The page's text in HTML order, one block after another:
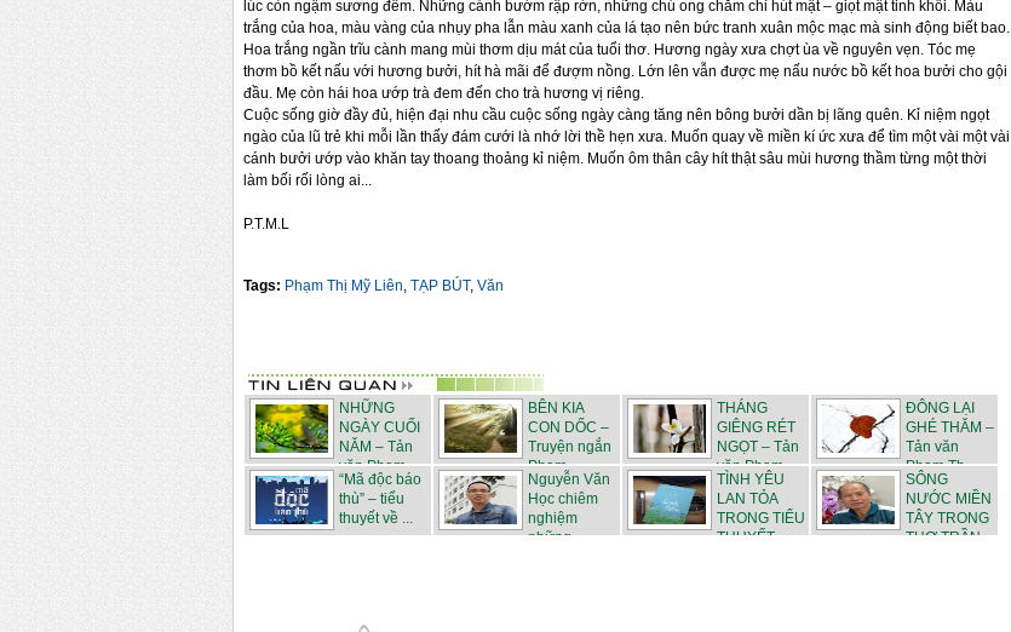
lúc còn ngậm sương đêm. Những cánh bướm rập rờn, những chú ong chăm chỉ hút mật – giọt mật tinh khôi. Màu
trắng của hoa, màu vàng của nhụy pha lẫn màu xanh của lá tạo nên bức tranh xuân mộc mạc mà sinh động biết bao.
Hoa trắng ngần trĩu cành mang mùi thơm dịu mát của tuổi thơ. Hương ngày xưa chợt ùa về nguyên vẹn. Tóc mẹ
thơm bồ kết nấu với hương bưởi, hít hà mãi để đượm nồng. Lớn lên vẫn được mẹ nấu nước bồ kết hoa bưởi cho gội
đầu. Mẹ còn hái hoa ướp trà đem đến cho trà hương vị riêng.
Cuộc sống giờ đầy đủ, hiện đại nhu cầu cuộc sống ngày càng tăng nên bông bưởi dần bị lãng quên. Kỉ niệm ngọt
ngào của lũ trẻ khi mỗi lần thấy đám cưới là nhớ lời thề hẹn xưa. Muốn quay về miền kí ức xưa để tìm một vài một vài
cánh bưởi ướp vào khăn tay thoang thoảng kỉ niệm. Muốn ôm thân cây hít thật sâu mùi hương thầm từng một thời
làm bối rối lòng ai...
P.T.M.L
Tags: Phạm Thị Mỹ Liên, TẠP BÚT, Văn
NHỮNG
NGÀY CUỐI
NĂM – Tản
văn Phạm ...
BÊN KIA
CON DỐC –
Truyện ngắn
Phạm ...
THÁNG
GIÊNG RÉT
NGỌT – Tản
văn Phạm...
ĐÔNG LẠI
GHÉ THĂM –
Tản văn
Phạm Th...
“Mã độc báo
thù” – tiểu
thuyết về ...
Nguyễn Văn
Học chiêm
nghiệm
những ...
TÌNH YÊU
LAN TỎA
TRONG TIỂU
THUYẾT ...
SÔNG
NƯỚC MIỀN
TÂY TRONG
THƠ TRẦN